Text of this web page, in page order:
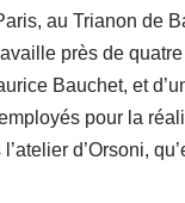
au Trianon de
près de
Bauchet, et
pour la
d’Orsoni,